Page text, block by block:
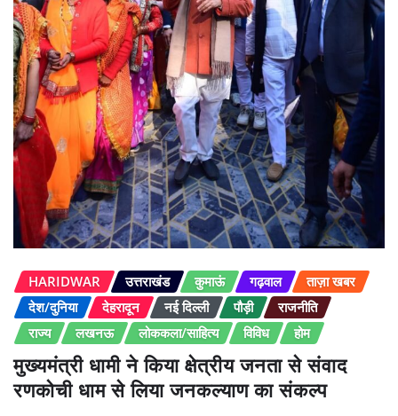
HARIDWAR उत्तराखंड कुमाऊं गढ़वाल
ताज़ा खबर
देश/दुनिया
देहरादून नई दिल्ली पौड़ी
राजनीति
राज्य
लखनऊ लोककला/साहित्य विविध होम
मुख्यमंत्री धामी ने किया क्षेत्रीय जनता से संवाद
रणकोची धाम से लिया जनकल्याण का संकल्प